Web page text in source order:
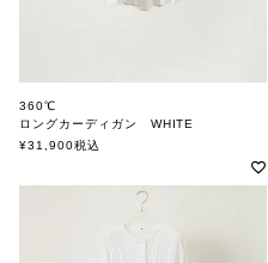
360℃
ロングカーディガン WHITE
360ド
¥31,900税込